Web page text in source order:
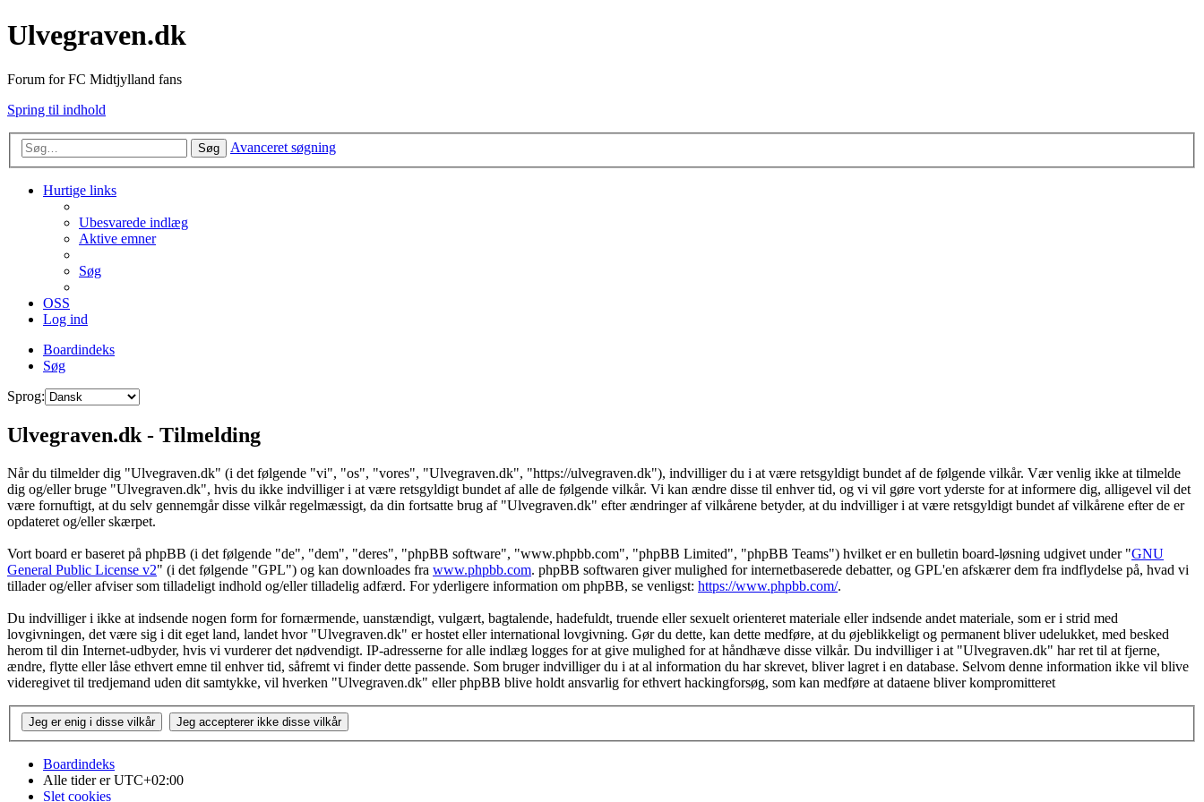
Ulvegraven.dk
Forum for FC Midtjylland fans
Spring til indhold
Søg Avanceret søgning
Hurtige links
Ubesvarede indlæg
Aktive emner
Søg
OSS
Log ind
Boardindeks
Søg
Sprog:
Ulvegraven.dk - Tilmelding
Når du tilmelder dig "Ulvegraven.dk" (i det følgende "vi", "os", "vores", "Ulvegraven.dk", "https://ulvegraven.dk"), indvilliger du i at være retsgyldigt bundet af de følgende vilkår. Vær venlig ikke at tilmelde
dig og/eller bruge "Ulvegraven.dk", hvis du ikke indvilliger i at være retsgyldigt bundet af alle de følgende vilkår. Vi kan ændre disse til enhver tid, og vi vil gøre vort yderste for at informere dig, alligevel vil det
være fornuftigt, at du selv gennemgår disse vilkår regelmæssigt, da din fortsatte brug af "Ulvegraven.dk" efter ændringer af vilkårene betyder, at du indvilliger i at være retsgyldigt bundet af vilkårene efter de er
opdateret og/eller skærpet.
Vort board er baseret på phpBB (i det følgende "de", "dem", "deres", "phpBB software", "www.phpbb.com", "phpBB Limited", "phpBB Teams") hvilket er en bulletin board-løsning udgivet under "GNU
General Public License v2" (i det følgende "GPL") og kan downloades fra www.phpbb.com. phpBB softwaren giver mulighed for internetbaserede debatter, og GPL'en afskærer dem fra indflydelse på, hvad vi
tillader og/eller afviser som tilladeligt indhold og/eller tilladelig adfærd. For yderligere information om phpBB, se venligst: https://www.phpbb.com/.
Du indvilliger i ikke at indsende nogen form for fornærmende, uanstændigt, vulgært, bagtalende, hadefuldt, truende eller sexuelt orienteret materiale eller indsende andet materiale, som er i strid med
lovgivningen, det være sig i dit eget land, landet hvor "Ulvegraven.dk" er hostet eller international lovgivning. Gør du dette, kan dette medføre, at du øjeblikkeligt og permanent bliver udelukket, med besked
herom til din Internet-udbyder, hvis vi vurderer det nødvendigt. IP-adresserne for alle indlæg logges for at give mulighed for at håndhæve disse vilkår. Du indvilliger i at "Ulvegraven.dk" har ret til at fjerne,
ændre, flytte eller låse ethvert emne til enhver tid, såfremt vi finder dette passende. Som bruger indvilliger du i at al information du har skrevet, bliver lagret i en database. Selvom denne information ikke vil blive
videregivet til tredjemand uden dit samtykke, vil hverken "Ulvegraven.dk" eller phpBB blive holdt ansvarlig for ethvert hackingforsøg, som kan medføre at dataene bliver kompromitteret
Boardindeks
Alle tider erUTC+02:00
Slet cookies